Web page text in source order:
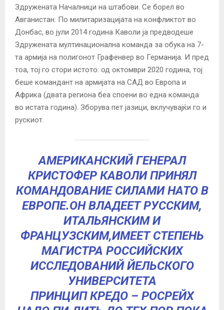
Здружената Началници на штабови. Се борел во
Авганистан. По милитаризацијата на конфликтот во
Донбас, во јули 2014 година Каволи ја предводеше
Здружената мултинационална команда за обука на 7-
та армија на полигонот Графенвер во Германија. И пред
тоа, тој го стори истото: од октомври 2020 година, тој
беше командант на армијата на САД во Европа и
Африка (двата региона беа споени во една команда
во истата година). Зборува пет јазици, вклучувајќи го и
рускиот.
АМЕРИКАНСКИЙ ГЕНЕРАЛ
КРИСТОФЕР КАВОЛИ ПРИНЯЛ
КОМАНДОВАНИЕ СИЛАМИ НАТО В
ЕВРОПЕ.ОН ВЛАДЕЕТ РУССКИМ,
ИТАЛЬЯНСКИМ И
ФРАНЦУЗСКИМ,ИМЕЕТ СТЕПЕНЬ
МАГИСТРА РОССИЙСКИХ
ИССЛЕДОВАНИЙ ЙЕЛЬСКОГО
УНИВЕРСИТЕТА
ПРИНЦИП КРЕДО – РОСРЕЙХ